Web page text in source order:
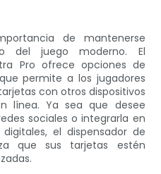
de mantenerse
del juego moderno. El
Pro ofrece opciones de
permite a los jugadores
con otros dispositivos
línea. Ya sea que desee
sociales o integrarla en
el dispensador de
que sus tarjetas estén